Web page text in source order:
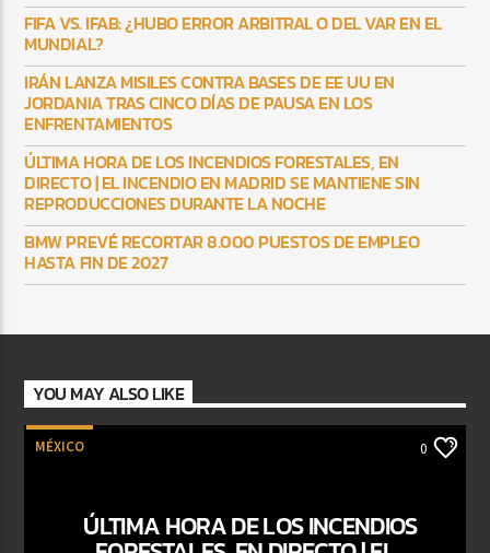
FIFA VS. IFAB: ¿HUBO ERROR ARBITRAL O DEL VAR EN EL
MUNDIAL?
IRÁN LANZA MISILES CONTRA BASES DE EE UU EN
JORDANIA TRAS CINCO DÍAS DE PAUSA EN LOS
ENFRENTAMIENTOS
ÚLTIMA HORA DE LOS INCENDIOS FORESTALES, EN
DIRECTO | EL INCENDIO EN MADRID SE MANTIENE SIN
REPRODUCCIONES DURANTE LA NOCHE
BMW PREVÉ RECORTAR 8.000 PUESTOS DE EMPLEO
HASTA FIN DE 2027
YOU MAY ALSO LIKE
MÉXICO 0
ÚLTIMA HORA DE LOS INCENDIOS